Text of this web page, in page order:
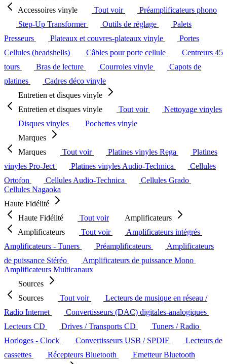
Accessoires vinyle
Tout voir
Préamplificateurs phono
Step-Up Transformer
Outils de réglage
Palets
Presseurs
Plateaux et couvres-plateaux vinyle
Portes
Cellules (headshells)
Câbles pour porte cellule
Centreurs 45
tours
Bras de lecture Courroies vinyle
Capots de
platines
Cadres déco vinyle
Entretien et disques vinyle
Entretien et disques vinyle
Tout voir
Nettoyage vinyles
Disques vinyles
Pochettes vinyle
Marques
Marques
Tout voir Platines vinyles Rega
Platines
vinyles Pro-Ject
Platines vinyles Audio-Technica
Cellules
Ortofon
Cellules Audio-Technica
Cellules Grado
Cellules Nagaoka
Haute Fidélité
Haute Fidélité
Tout voir
Amplificateurs
Amplificateurs
Tout voir
Amplificateurs intégrés
Amplificateurs - Tuners
Préamplificateurs
Amplificateurs
de puissance Stéréo
Amplificateurs de puissance Mono
Amplificateurs Multicanaux
Sources
Sources
Tout voir
Lecteurs de musique en réseau /
Radio Internet
Convertisseurs (DAC) digitales-analogiques
Lecteurs CD
Drives / Transports CD
Tuners / Radio
Horloges - Clock
Convertisseurs USB / SPDIF
Lecteurs de
cassettes
Récepteurs Bluetooth
Emetteur Bluetooth